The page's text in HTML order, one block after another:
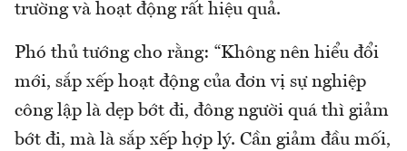
trường và hoạt động rất hiệu quả.
Phó thủ tướng cho rằng: “Không nên hiểu đổi
mới, sắp xếp hoạt động của đơn vị sự nghiệp
công lập là dẹp bớt đi, đông người quá thì giảm
bớt đi, mà là sắp xếp hợp lý. Cần giảm đầu mối,